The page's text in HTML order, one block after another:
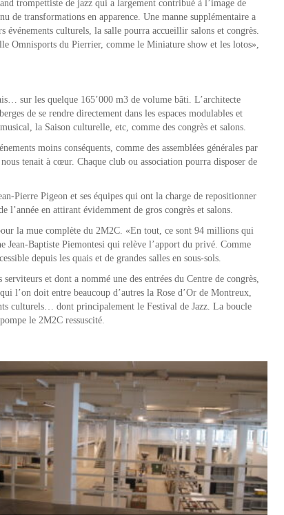
trompettiste de jazz qui a largement contribué à l’image de
de transformations en apparence. Une manne supplémentaire a
événements culturels, la salle pourra accueillir salons et congrès.
Omnisports du Pierrier, comme le Miniature show et les lotos»,
sur les quelque 165’000 m3 de volume bâti. L’architecte
de se rendre directement dans les espaces modulables et
la Saison culturelle, etc, comme des congrès et salons.
moins conséquents, comme des assemblées générales par
tenait à cœur. Chaque club ou association pourra disposer de
Pierre Pigeon et ses équipes qui ont la charge de repositionner
en attirant évidemment de gros congrès et salons.
la mue complète du 2M2C. «En tout, ce sont 94 millions qui
Baptiste Piemontesi qui relève l’apport du privé. Comme
depuis les quais et de grandes salles en sous-sols.
et dont a nommé une des entrées du Centre de congrès,
l’on doit entre beaucoup d’autres la Rose d’Or de Montreux,
culturels… dont principalement le Festival de Jazz. La boucle
le 2M2C ressuscité.